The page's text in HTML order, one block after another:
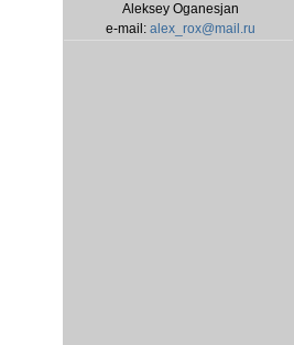
Aleksey Oganesjan
e-mail: alex_rox@mail.ru